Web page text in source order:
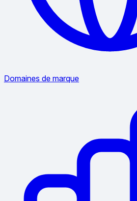
Domaines de marque